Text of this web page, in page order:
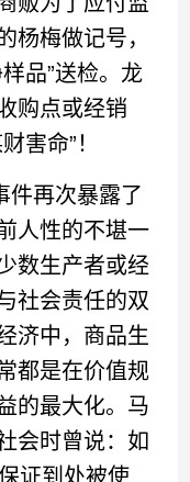
杨梅做记号，
品”送检。龙
购点或经销
害命”！
再次暴露了
人性的不堪一
数生产者或经
社会责任的双
济中，商品生
都是在价值规
的最大化。马
会时曾说：如
证到处被使